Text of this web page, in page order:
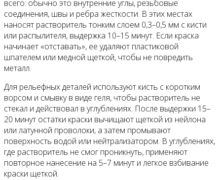
всего: обычно это внутренние углы, резьбовые
соединения, швы и ребра жесткости. В этих местах
наносят растворитель тонким слоем 0,3–0,5 мм с кисти
или распылителя, выдержка 10–15 минут. Если краска
начинает «отставать», ее удаляют пластиковой
шпателем или медной щеткой, чтобы не повредить
металл.
Для рельефных деталей используют кисть с коротким
ворсом и смывку в виде геля, чтобы растворитель не
стекал и действовал в углублениях. После выдержки 15–
20 минут остатки краски вычищают щеткой из нейлона
или латунной проволоки, а затем промывают
поверхность водой или нейтрализатором. В углублениях,
где растворитель не смог проникнуть, применяют
повторное нанесение на 5–7 минут и легкое взбивание
краски щеткой.